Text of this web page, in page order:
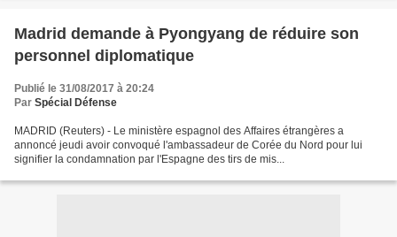
Madrid demande à Pyongyang de réduire son
personnel diplomatique
Publié le 31/08/2017 à 20:24
Par Spécial Défense
MADRID (Reuters) - Le ministère espagnol des Affaires étrangères a
annoncé jeudi avoir convoqué l'ambassadeur de Corée du Nord pour lui
signifier la condamnation par l'Espagne des tirs de mis...